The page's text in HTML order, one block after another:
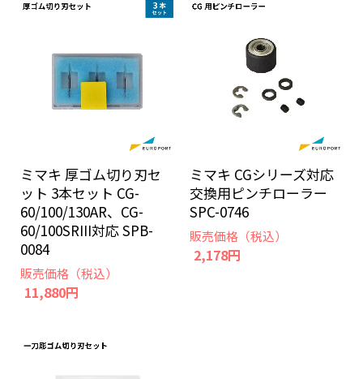
ミマキ 厚ゴム切り刃セ
ット 3本セット CG-
60/100/130AR、CG-
60/100SRIII対応 SPB-
0084
販売価格（税込）
11,880円
ミマキ CGシリーズ対応
交換用ピンチローラー
SPC-0746
販売価格（税込）
2,178円